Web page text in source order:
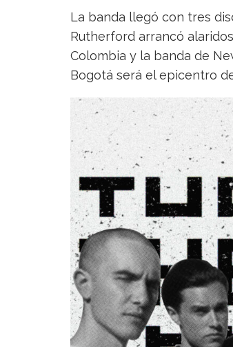
La banda llegó con tres
Rutherford arrancó
Colombia y la banda de
Bogotá será el epicentro